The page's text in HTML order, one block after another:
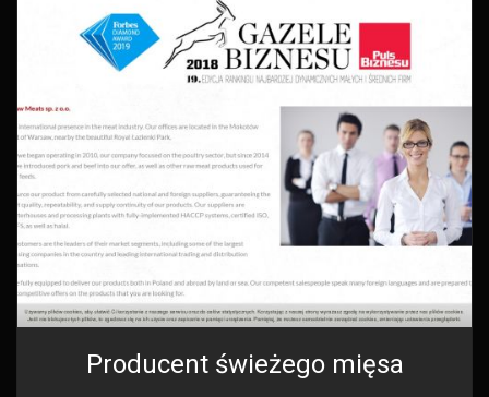
Producent świeżego mięsa